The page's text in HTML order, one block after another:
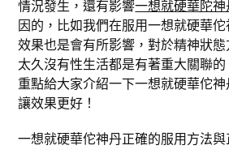
情況發生，還有影響一想就硬華陀
因的，比如我們在服用一想就硬華
效果也是會有所影響，對於精神狀
太久沒有性生活都是有著重大關聯
重點給大家介紹一下一想就硬華佗
讓效果更好！
一想就硬華佗神丹正確的服用方法與